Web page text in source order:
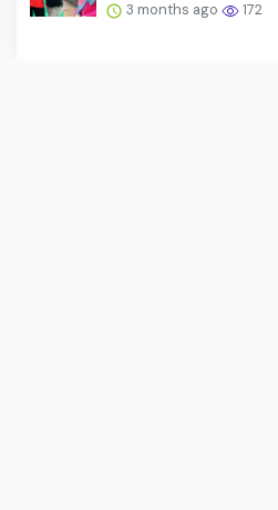
3 months ago 172